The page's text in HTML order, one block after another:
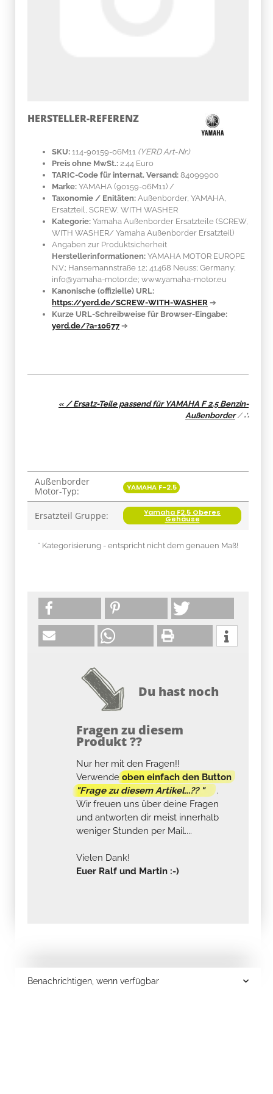
HERSTELLER-REFERENZ
SKU: 114-90159-06M11 (YERD Art-Nr.)
Preis ohne MwSt.: 2.44 Euro
TARIC-Code für internat. Versand: 84099900
Marke: YAMAHA (90159-06M11) /
Taxonomie / Enitäten: Außenborder, YAMAHA,
Ersatzteil, SCREW, WITH WASHER
Kategorie: Yamaha Außenborder Ersatzteile (SCREW,
WITH WASHER/ Yamaha Außenborder Ersatzteil)
Angaben zur Produktsicherheit
Herstellerinformationen: YAMAHA MOTOR EUROPE
N.V.; Hansemannstraße 12; 41468 Neuss; Germany;
info@yamaha-motor.de; www.yamaha-motor.eu
Kanonische (offizielle) URL:
https://yerd.de/SCREW-WITH-WASHER ➔
Kurze URL-Schreibweise für Browser-Eingabe:
yerd.de/?a=10677 ➔
« / Ersatz-Teile passend für YAMAHA F 2.5 Benzin-
Außenborder/∴
Produkteigenschaft
Wert
Außenborder
Motor-Typ:
YAMAHA F-2.5
Ersatzteil Gruppe: Yamaha F2.5 Oberes
Gehäuse
* Kategorisierung - entspricht nicht dem genauen Maß!
Du hast noch
Fragen zu diesem
Produkt ??
Nur her mit den Fragen!!
Verwendeoben einfach den Button
"Frage zu diesem Artikel...?? "
.
Wir freuen uns über deine Fragen
und antworten dir meist innerhalb
weniger Stunden per Mail....
Vielen Dank!
Euer Ralf und Martin :-)
Benachrichtigen, wenn verfügbar